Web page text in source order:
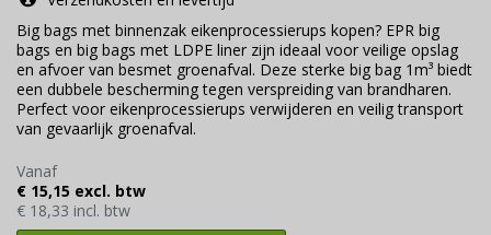
Big bags met binnenzak eikenprocessierups kopen? EPR big
bags en big bags met LDPE liner zijn ideaal voor veilige opslag
en afvoer van besmet groenafval. Deze sterke big bag 1m³ biedt
een dubbele bescherming tegen verspreiding van brandharen.
Perfect voor eikenprocessierups verwijderen en veilig transport
van gevaarlijk groenafval.
Vanaf
€ 15,15 excl. btw
€ 18,33 incl. btw